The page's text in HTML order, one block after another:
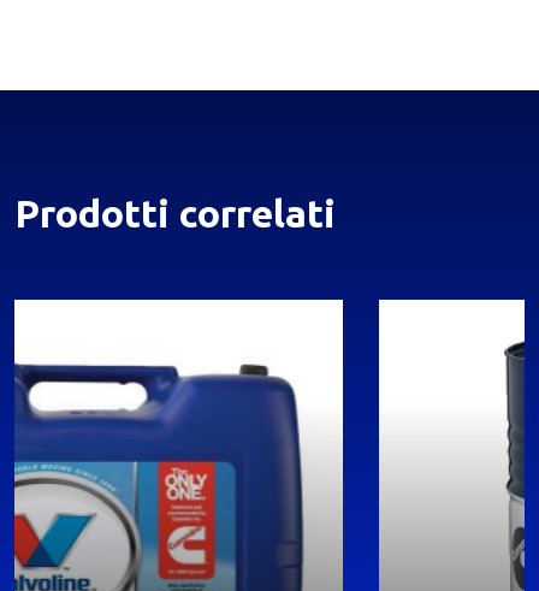
Prodotti correlati